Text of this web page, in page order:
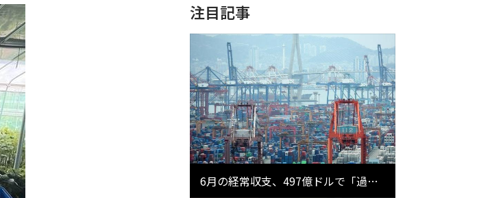
注目記事
6月の経常収支、497億ドルで「過去